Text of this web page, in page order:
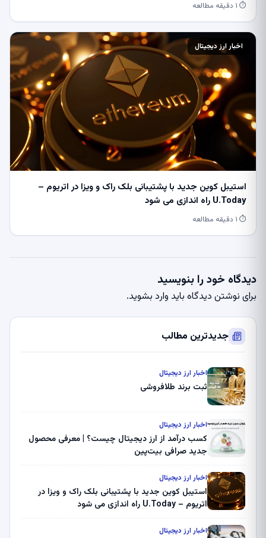
⏱ ۱ دقیقه مطالعه
اخبار ارز دیجیتال
استیبل کوین جدید با پشتیبانی بلک راک و ویزا در اتریوم –
U.Today راه اندازی می شود
⏱ ۱ دقیقه مطالعه
دیدگاه خود را بنویسید
برای نوشتن دیدگاه باید وارد بشوید.
جدیدترین مطالب
اخبار ارز دیجیتال
ثبت برند طلافروشی
اخبار ارز دیجیتال
کسب درآمد از ارز دیجیتال چیست؟ | معرفی محصول
جدید صرافی بیت‌پین
اخبار ارز دیجیتال
استیبل کوین جدید با پشتیبانی بلک راک و ویزا در
اتریوم – U.Today راه اندازی می شود
اخبار ارز دیجیتال